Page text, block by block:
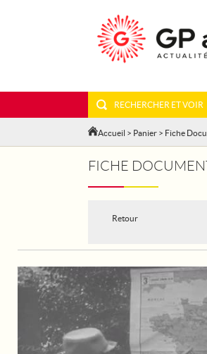
RECHERCHER ET VOIR
Accueil > Panier > Fiche
FICHE
Retour